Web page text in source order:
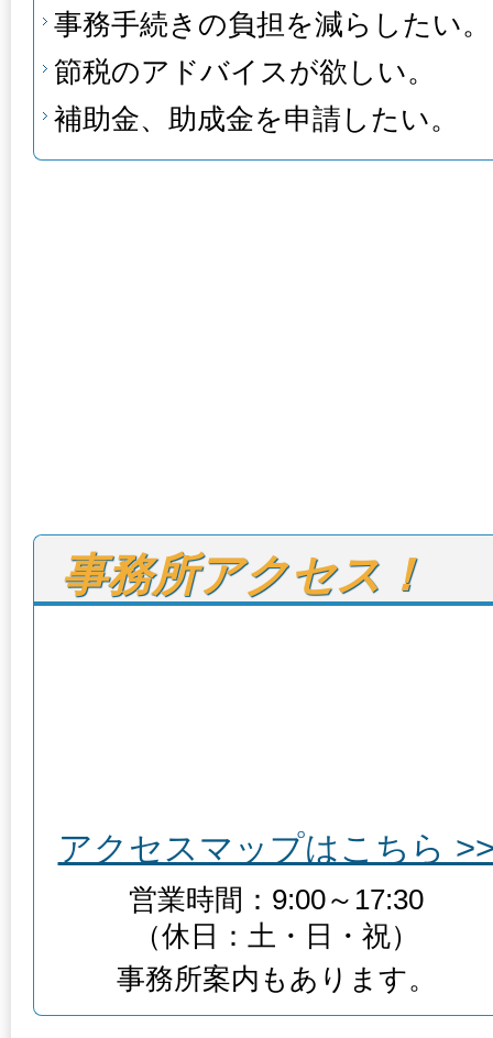
事務手続きの負担を減らしたい。
節税のアドバイスが欲しい。
補助金、助成金を申請したい。
事務所アクセス！
アクセスマップはこちら
営業時間：9:00～17:30
（休日：土・日・祝）
事務所案内もあります。